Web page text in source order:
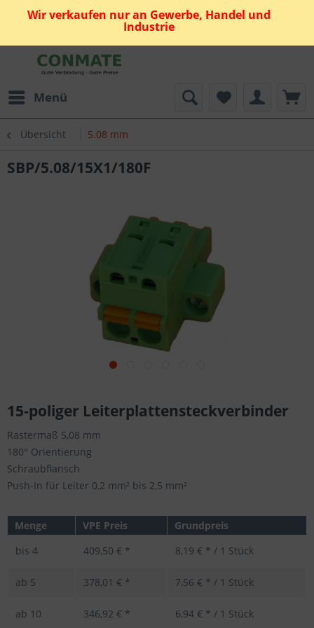
Wir verkaufen nur an Gewerbe, Handel und
Industrie
Menü
Übersicht 5.08 mm
SBP/5.08/15X1/180F
15-poliger Leiterplattensteckverbinder
Rastermaß 5,08 mm
180° Orientierung
Schraubflansch
Push-In für Leiter 0,2 mm² bis 2,5 mm²
Menge VPE Preis
Grundpreis
bis 4 409,50 € * 8,19 € * / 1 Stück
ab 5 378,01 € * 7,56 € * / 1 Stück
ab 10 346,92 € * 6,94 € * / 1 Stück